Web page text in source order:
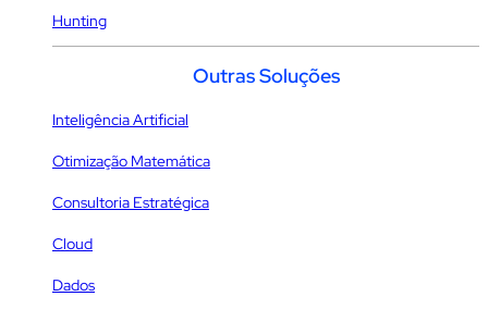
Hunting
Outras Soluções
Inteligência Artificial
Otimização Matemática
Consultoria Estratégica
Cloud
Dados